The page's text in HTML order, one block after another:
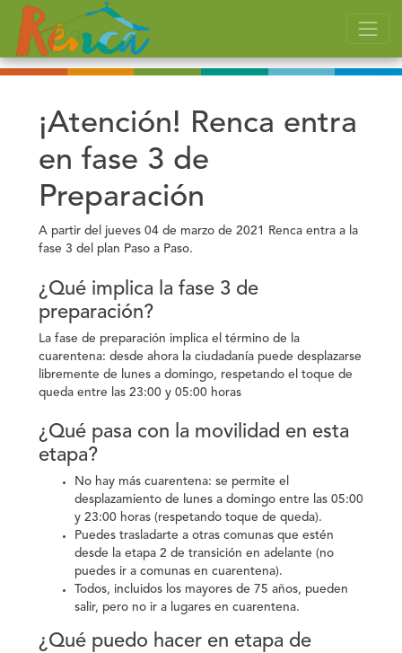
¡Atención! Renca entra
en fase 3 de
Preparación
A partir del jueves 04 de marzo de 2021 Renca entra a la
fase 3 del plan Paso a Paso.
¿Qué implica la fase 3 de
preparación?
La fase de preparación implica el término de la
cuarentena: desde ahora la ciudadanía puede desplazarse
libremente de lunes a domingo, respetando el toque de
queda entre las 23:00 y 05:00 horas
¿Qué pasa con la movilidad en esta
etapa?
No hay más cuarentena: se permite el
desplazamiento de lunes a domingo entre las 05:00
y 23:00 horas (respetando toque de queda).
Puedes trasladarte a otras comunas que estén
desde la etapa 2 de transición en adelante (no
puedes ir a comunas en cuarentena).
Todos, incluidos los mayores de 75 años, pueden
salir, pero no ir a lugares en cuarentena.
¿Qué puedo hacer en etapa de